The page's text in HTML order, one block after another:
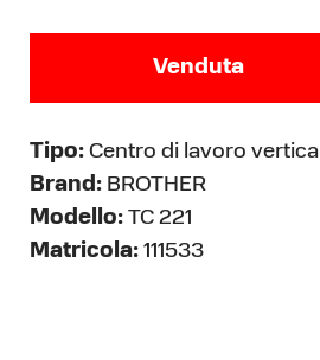
Venduta
Tipo: Centro di lavoro
Brand: BROTHER
Modello: TC 221
Matricola: 111533